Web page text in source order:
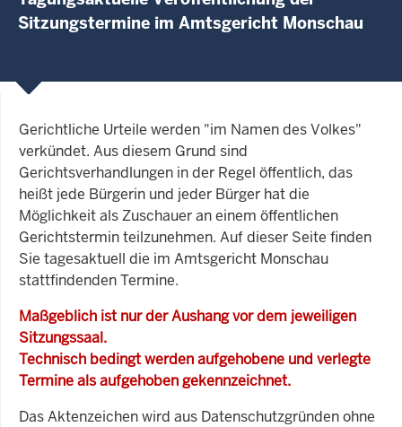
Sitzungstermine im Amtsgericht Monschau
Gerichtliche Urteile werden "im Namen des Volkes"
verkündet. Aus diesem Grund sind
Gerichtsverhandlungen in der Regel öffentlich, das
heißt jede Bürgerin und jeder Bürger hat die
Möglichkeit als Zuschauer an einem öffentlichen
Gerichtstermin teilzunehmen. Auf dieser Seite finden
Sie tagesaktuell die im Amtsgericht Monschau
stattfindenden Termine.
Maßgeblich ist nur der Aushang vor dem jeweiligen
Sitzungssaal.
Technisch bedingt werden aufgehobene und verlegte
Termine als aufgehoben gekennzeichnet.
Das Aktenzeichen wird aus Datenschutzgründen ohne